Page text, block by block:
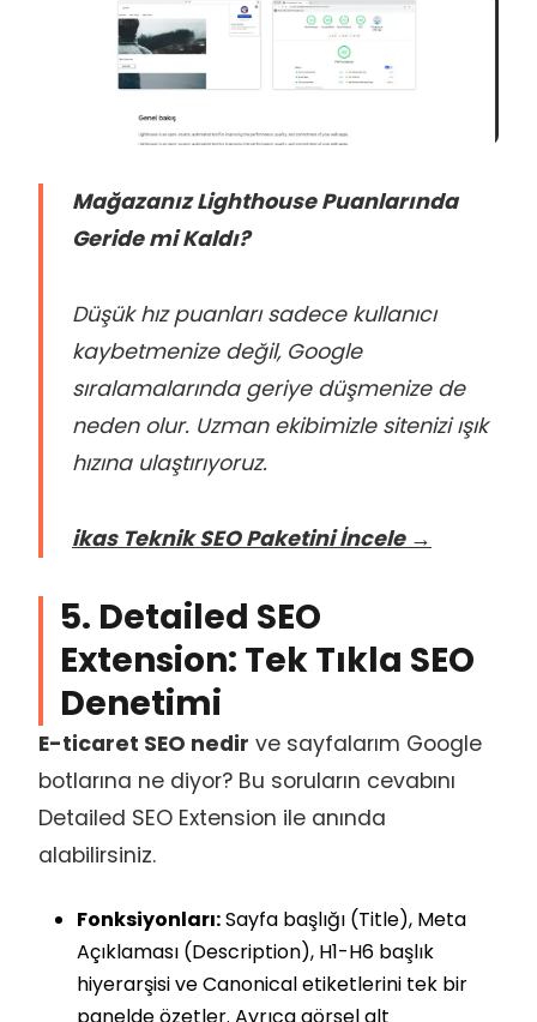
Mağazanız Lighthouse Puanlarında
Geride mi Kaldı?
Düşük hız puanları sadece kullanıcı
kaybetmenize değil, Google
sıralamalarında geriye düşmenize de
neden olur. Uzman ekibimizle sitenizi ışık
hızına ulaştırıyoruz.
ikas Teknik SEO Paketini İncele →
5. Detailed SEO
Extension: Tek Tıkla SEO
Denetimi
E-ticaret SEO nedir ve sayfalarım Google
botlarına ne diyor? Bu soruların cevabını
Detailed SEO Extension ile anında
alabilirsiniz.
Fonksiyonları:Sayfa başlığı (Title), Meta
Açıklaması (Description), H1-H6 başlık
hiyerarşisi ve Canonical etiketlerini tek bir